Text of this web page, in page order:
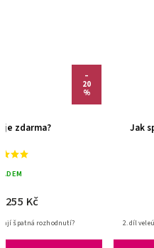
Jak drahé je zdarma?
319 Kč
Proč chytří lidé přijímají špatná rozhodnutí?